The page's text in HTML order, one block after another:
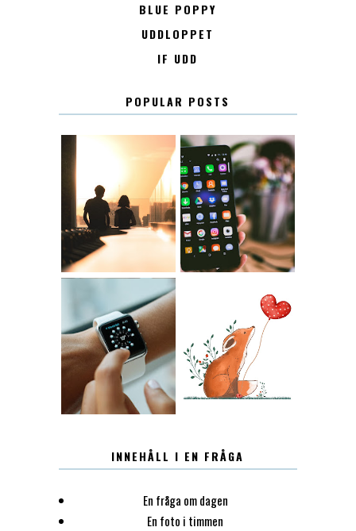
BLUE POPPY
UDDLOPPET
IF UDD
POPULAR POSTS
KONTAKT KONTAKTLISTA
12.30 LUGN
INNEHÅLL I EN FRÅGA
En fråga om dagen
En foto i timmen